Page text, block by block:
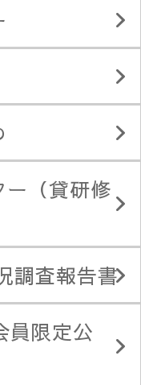
（貸研修
調査報告書
員限定公